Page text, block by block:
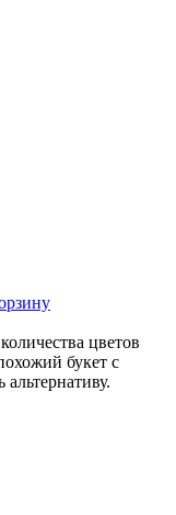
цветов
букет с